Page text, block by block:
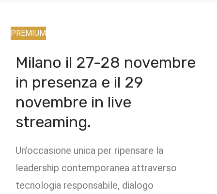
PREMIUM
Milano il 27-28 novembre
in presenza e il 29
novembre in live
streaming.
Un’occasione unica per ripensare la
leadership contemporanea attraverso
tecnologia responsabile, dialogo